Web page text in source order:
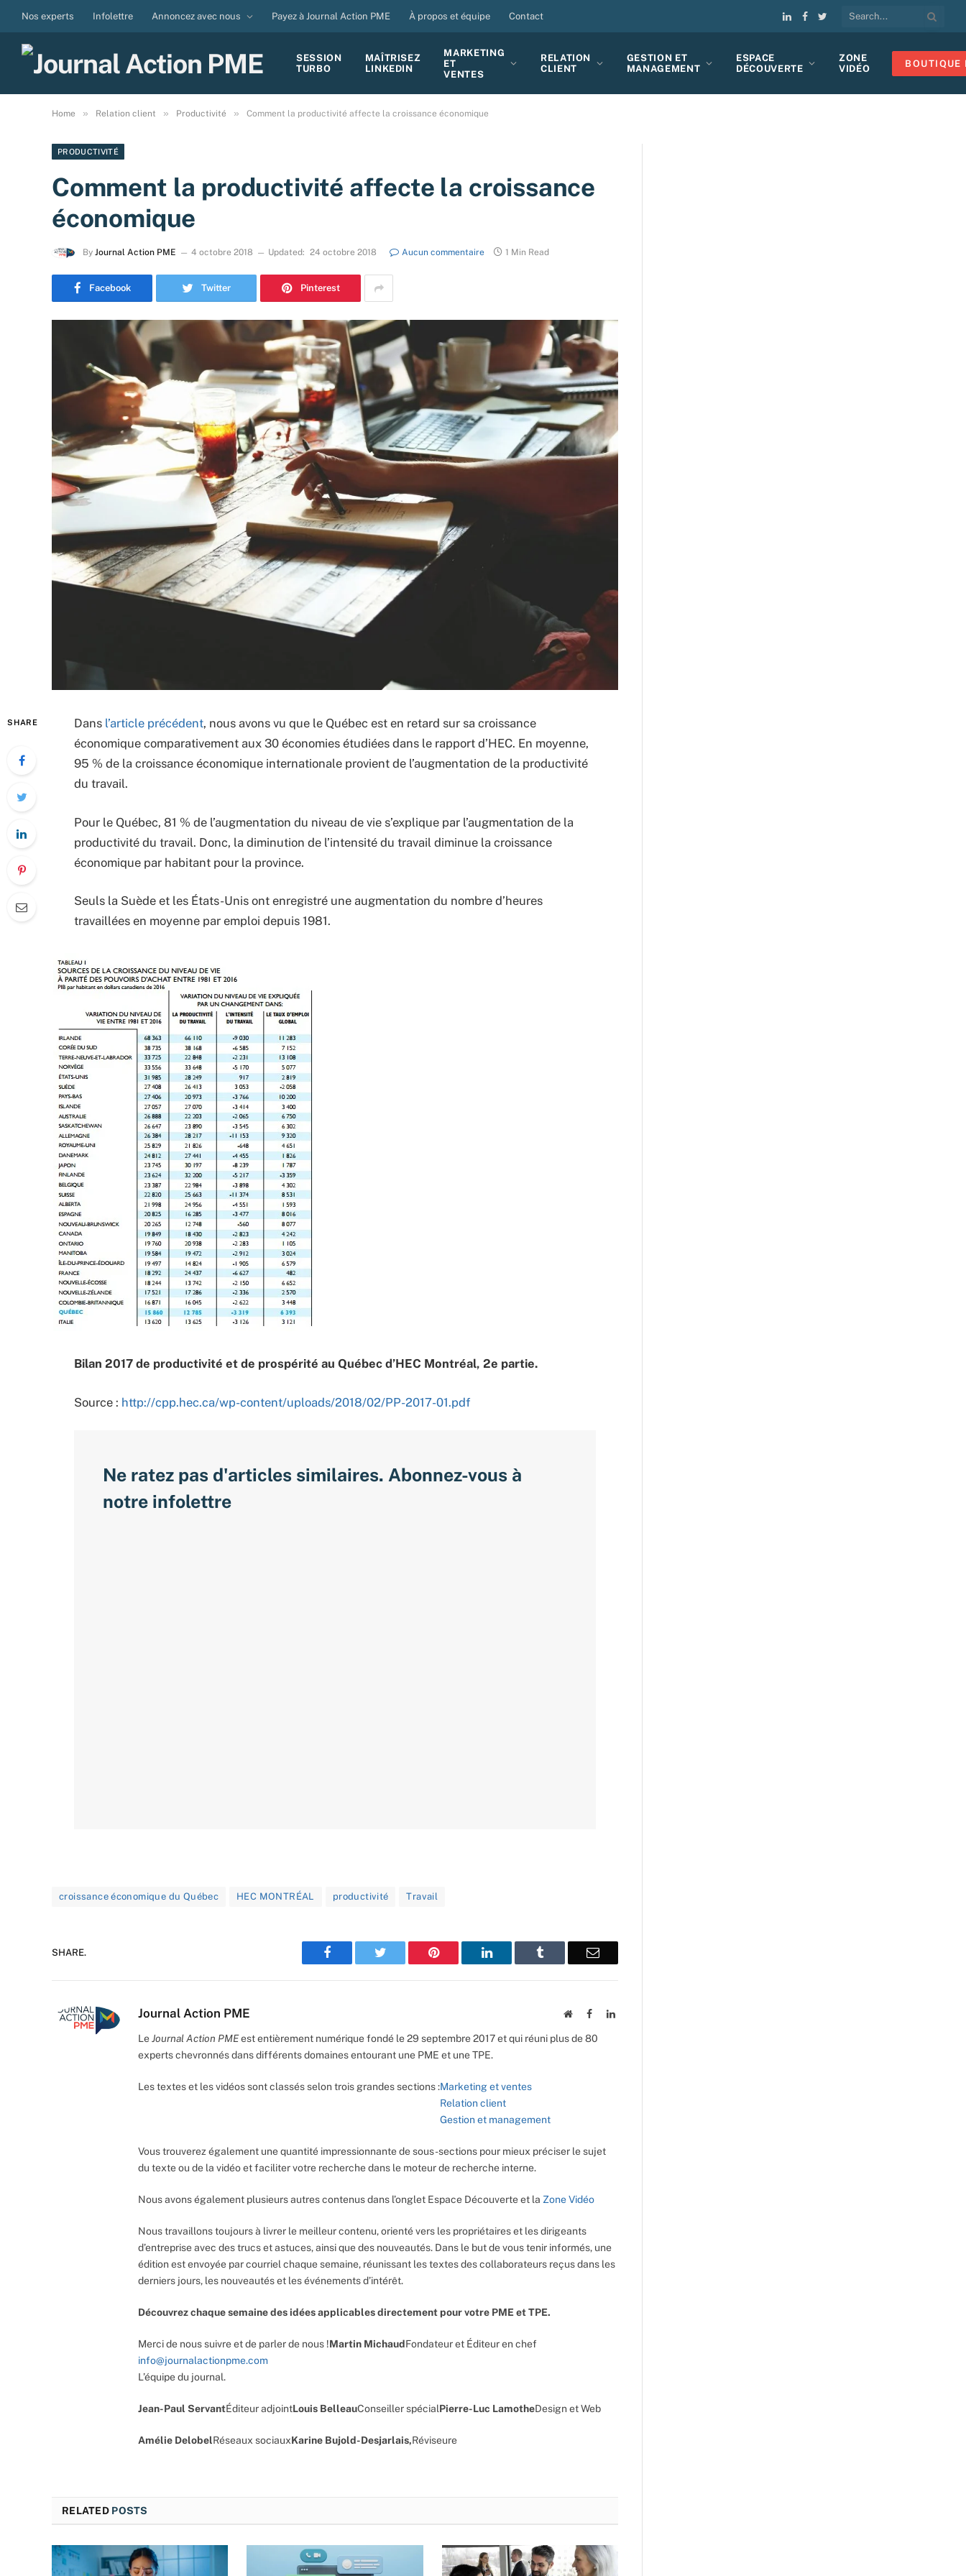
Nos experts Infolettre Annoncez avec nous Payez à Journal Action PME À propos et équipe Contact
LinkedIn
Facebook
Twitter
SESSION
TURBO
MAÎTRISEZ
LINKEDIN
MARKETING
ET
VENTES
RELATION
CLIENT
GESTION ET
MANAGEMENT
ESPACE
DÉCOUVERTE
ZONE
VIDÉO
BOUTIQUE
Home » Relation client » Productivité » Comment la productivité affecte la croissance économique
PRODUCTIVITÉ
Comment la productivité affecte la croissance
économique
By Journal Action PME 4 octobre 2018 Updated: 24 octobre 2018 Aucun commentaire 1 Min Read
Facebook Twitter Pinterest
SHARE Dans l’article précédent, nous avons vu que le Québec est en retard sur sa croissance
économique comparativement aux 30 économies étudiées dans le rapport d’HEC. En moyenne,
95 % de la croissance économique internationale provient de l’augmentation de la productivité
du travail.
Pour le Québec, 81 % de l’augmentation du niveau de vie s’explique par l’augmentation de la
productivité du travail. Donc, la diminution de l’intensité du travail diminue la croissance
économique par habitant pour la province.
Seuls la Suède et les États-Unis ont enregistré une augmentation du nombre d’heures
travaillées en moyenne par emploi depuis 1981.
Bilan 2017 de productivité et de prospérité au Québec d’HEC Montréal, 2e partie.
Source : http://cpp.hec.ca/wp-content/uploads/2018/02/PP-2017-01.pdf
Ne ratez pas d'articles similaires. Abonnez-vous à
notre infolettre
croissance économique du Québec HEC MONTRÉAL productivité Travail
SHARE. Facebook Twitter Pinterest LinkedIn Tumblr Email
Journal Action PME WebsiteFacebookLinkedIn
LeJournal Action PMEest entièrement numérique fondé le 29 septembre 2017 et qui réuni plus de 80
experts chevronnés dans différents domaines entourant une PME et une TPE.
Les textes et les vidéos sont classés selon trois grandes sections :Marketing et ventes
Relation client
Gestion et management
Vous trouverez également une quantité impressionnante de sous-sections pour mieux préciser le sujet
du texte ou de la vidéo et faciliter votre recherche dans le moteur de recherche interne.
Nous avons également plusieurs autres contenus dans l’onglet Espace Découverte et la Zone Vidéo
Nous travaillons toujours à livrer le meilleur contenu, orienté vers les propriétaires et les dirigeants
d’entreprise avec des trucs et astuces, ainsi que des nouveautés. Dans le but de vous tenir informés, une
édition est envoyée par courriel chaque semaine, réunissant les textes des collaborateurs reçus dans les
derniers jours, les nouveautés et les événements d’intérêt.
Découvrez chaque semaine des idées applicables directement pour votre PME et TPE.
Merci de nous suivre et de parler de nous !
info@journalactionpme.com
L’équipe du journal.
Martin MichaudFondateur et Éditeur en chef
Jean-Paul ServantÉditeur adjointLouis BelleauConseiller spécialPierre-Luc LamotheDesign et Web
Amélie DelobelRéseaux sociauxKarine Bujold-Desjarlais,Réviseure
RELATED POSTS